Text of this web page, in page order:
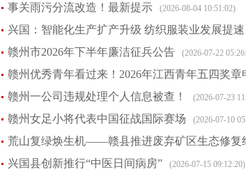
事关雨污分流改造！最新提示 (2026-08-04 10:51:02)
兴国：智能化生产扩产升级 纺织服装业发展提速
赣州市2026年下半年廉洁征兵公告 (2026-07-22
赣州优秀青年看过来！2026年江西青年五四奖章
赣州一公司违规处理个人信息被查！ (2026-07-23
赣州女足小将代表中国征战国际赛场 (2026-07-10
荒山复绿焕生机——赣县推进废弃矿区生态修复
兴国县创新推行“中医日间病房” (2026-07-15 09:12:20)